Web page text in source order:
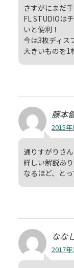
さすがにまだ
FL STUDIOは
いと便利！
今は3枚ディス
大きいものを1
藤本
2015年
通りすがりさん
詳しい解説あり
なるほど、と
なな
2017年